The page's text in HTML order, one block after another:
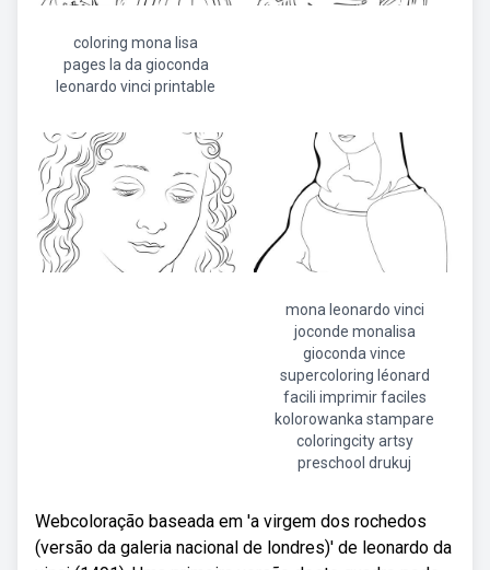
coloring mona lisa
pages la da gioconda
leonardo vinci printable
mona leonardo vinci
joconde monalisa
gioconda vince
supercoloring léonard
facili imprimir faciles
kolorowanka stampare
coloringcity artsy
preschool drukuj
Webcoloração baseada em 'a virgem dos rochedos
(versão da galeria nacional de londres)' de leonardo da